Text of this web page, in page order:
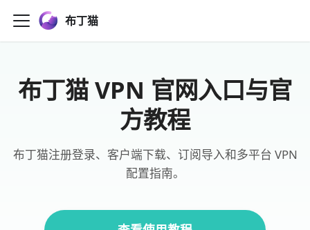
布丁猫
布丁猫 VPN 官网入口与官
方教程
布丁猫注册登录、客户端下载、订阅导入和多平台 VPN
配置指南。